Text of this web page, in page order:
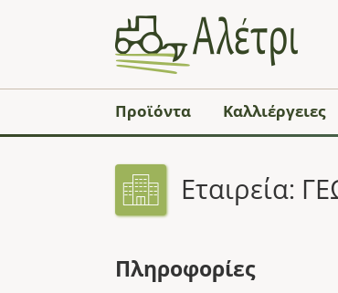
Προϊόντα Καλλιέργειες
Εταιρεία:
Πληροφορίες